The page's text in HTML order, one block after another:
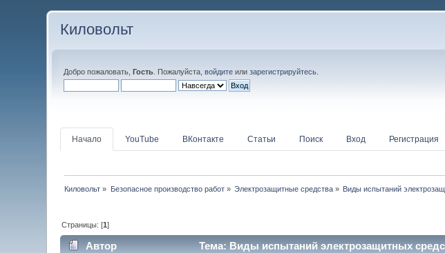
Киловольт
Добро пожаловать,Гость . Пожалуйста,войдите илизарегистрируйтесь
Начало YouTube ВКонтакте Статьи Поиск Вход Регистрация
Киловольт » Безопасное производство работ» Электрозащитные средства » Виды испытаний
Страницы: [1]
Автор Тема: Виды испытаний электрозащитных